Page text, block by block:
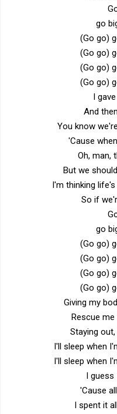
go
(Go go)
(Go go)
(Go go)
(Go go)
I
And
You know
'Cause
Oh, man,
But we
I'm thinking
So if
go
(Go go)
(Go go)
(Go go)
(Go go)
Giving my
Rescue
Staying
I'll sleep when
I'll sleep when
I guess
'Cause
I spent it